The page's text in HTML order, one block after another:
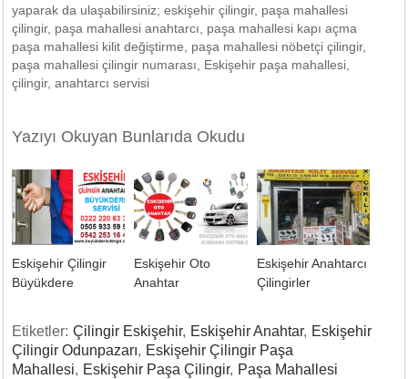
yaparak da ulaşabilirsiniz; eskişehir çilingir, paşa mahallesi
çilingir, paşa mahallesi anahtarcı, paşa mahallesi kapı açma
paşa mahallesi kilit değiştirme, paşa mahallesi nöbetçi çilingir,
paşa mahallesi çilingir numarası, Eskişehir paşa mahallesi,
çilingir, anahtarcı servisi
Yazıyı Okuyan Bunlarıda Okudu
Eskişehir Çilingir
Büyükdere
Eskişehir Oto
Anahtar
Eskişehir Anahtarcı
Çilingirler
Etiketler: Çilingir Eskişehir, Eskişehir Anahtar, Eskişehir
Çilingir Odunpazarı, Eskişehir Çilingir Paşa
Mahallesi, Eskişehir Paşa Çilingir, Paşa Mahallesi